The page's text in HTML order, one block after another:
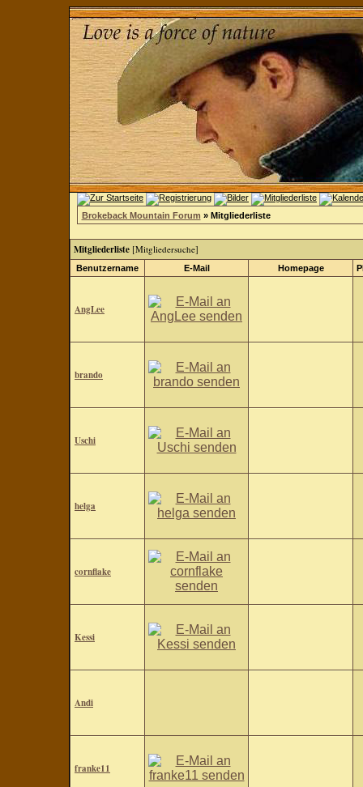
Brokeback Mountain Forum » Mitgliederliste
Mitgliederliste [Mitgliedersuche]
Benutzername E-Mail Homepage
AngLee
brando
Uschi
helga
cornflake
Kessi
Andi
franke11